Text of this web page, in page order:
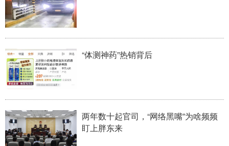
公益 一带一路
文化产业
地方频道
北京 天津 河北 山西
辽宁 吉林 上海 江苏
浙江
“体测神药”热销背后
两年数十起官司，“网络黑嘴”为啥频频
盯上胖东来